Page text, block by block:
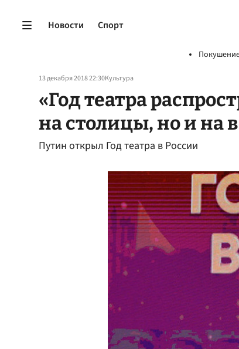
Новости Спорт
13 декабря 2018 22:30Культура
«Год театра
на столицы, но и на
Путин открыл Год театра в России